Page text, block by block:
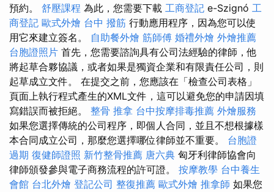
預約。 舒壓課程 為此，您需要下載 工商登記 e-Szignó 工
商登記 歐式外燴 台中 撥筋 行動應用程序，因為您可以使
用它來建立簽名。 自助餐外燴 筋師傅 婚禮外燴 外燴推薦
台胞證照片 首先，您需要諮詢具有公司法經驗的律師，他
將起草合夥協議，或者如果是獨資企業和有限責任公司，則
起草成立文件。 在提交之前，您應該在「檢查公司表格」
頁面上執行程式產生的XML文件，這可以避免您的申請因填
寫錯誤而被拒絕。 整骨 推拿 台中按摩排毒推薦 外燴服務
如果您選擇傳統的公司程序，即個人合同，並且不想根據樣
本合同成立公司，那麼您選擇哪位律師並不重要。 台胞證
過期 復健師證照 新竹整骨推薦 唐六典 匈牙利律師協會向
律師頒發參與電子商務流程的許可證。 按摩教學 台中養生
會館 台北外燴 登記公司 整復推薦 歐式外燴 推拿師 如果您